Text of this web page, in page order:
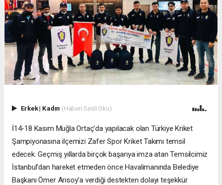
Erkek| Kadın (Haberi Sesli Oku)
İ14-18 Kasım Muğla Ortaç’da yapılacak olan Türkiye Kriket
Şampiyonasına ilçemizi Zafer Spor Kriket Takımı temsil
edecek. Geçmiş yıllarda birçok başarıya imza atan Temsilcimiz
İstanbul'dan hareket etmeden önce Havalimanında Belediye
Başkanı Ömer Arısoy'a verdiği destekten dolayı teşekkür